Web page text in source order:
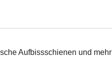
Aufbissschienen und mehr